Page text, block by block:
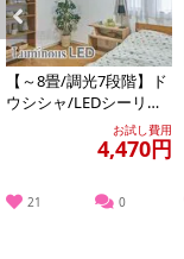
Previous
【～8畳/調光7段階】ド
ウシシャ/LEDシーリン
グライト(リモコン付)/D
お試し費用
4,470円
21 0